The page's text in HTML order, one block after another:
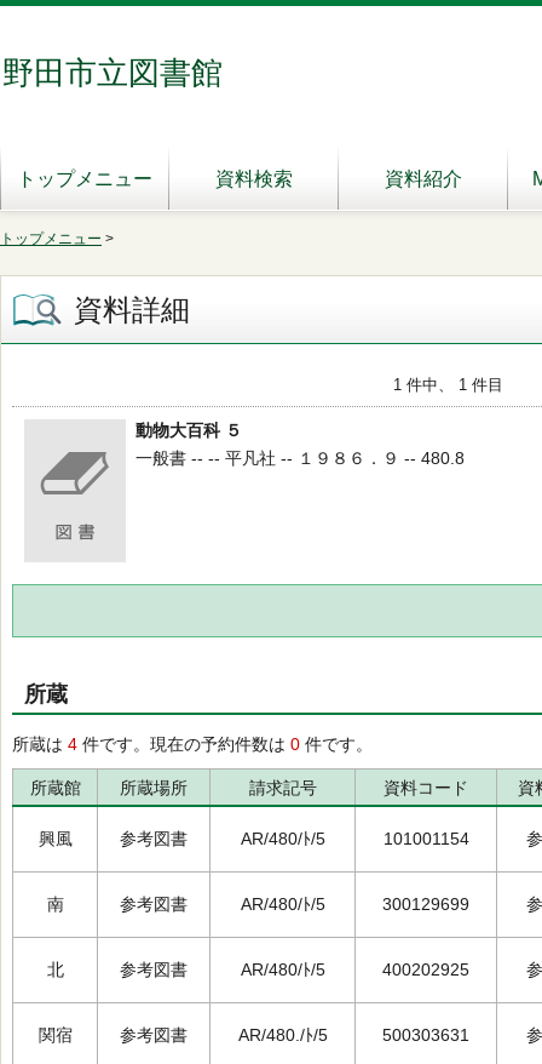
野田市立図書館
トップメニュー 資料検索 資料紹介
トップメニュー >
資料詳細
1 件中、 1 件目
動物大百科 ５
一般書 -- -- 平凡社 -- １９８６．９ -- 480.8
所蔵
所蔵は 4 件です。現在の予約件数は 0 件です。
所蔵館 所蔵場所 請求記号 資料コード 資
興風 参考図書 AR/480/ﾄ/5 101001154
南 参考図書 AR/480/ﾄ/5 300129699
北 参考図書 AR/480/ﾄ/5 400202925
関宿 参考図書 AR/480./ﾄ/5 500303631